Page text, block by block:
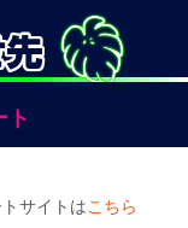
ト
サイトはこちら